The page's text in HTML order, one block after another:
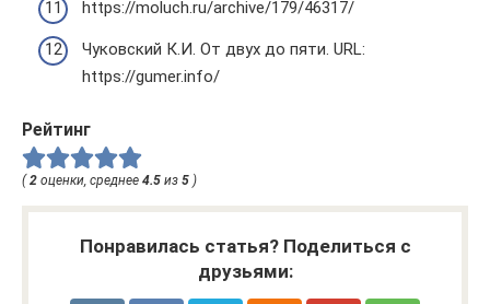
https://moluch.ru/archive/179/46317/
Чуковский К.И. От двух до пяти. URL:
https://gumer.info/
Рейтинг
( 2 оценки, среднее 4.5 из 5 )
Понравилась статья? Поделиться с
друзьями: